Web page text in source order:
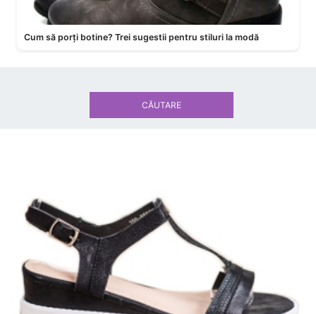
Cum să porți botine? Trei sugestii pentru stiluri la modă
CĂUTARE